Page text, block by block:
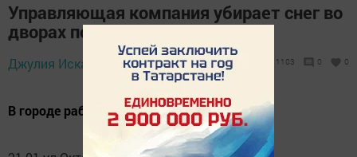
Управляющая компания убирает снег во
дворах по графику
Джулия Искандарова, 21 января 2022 -
16:17
1103 0 0
В городе работает 7 единиц техники.